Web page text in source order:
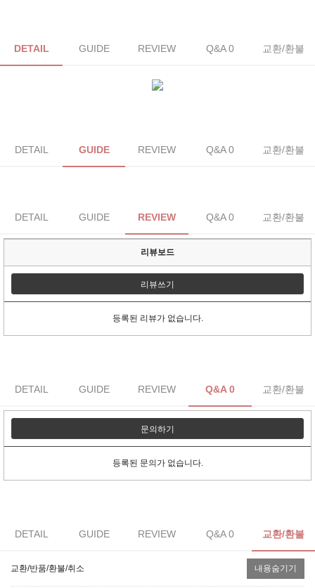
DETAIL GUIDE REVIEW Q&A 0 교환/환불
DETAIL GUIDE REVIEW Q&A 0 교환/환불
DETAIL GUIDE REVIEW Q&A 0 교환/환불
리뷰보드
리뷰쓰기
등록된 리뷰가 없습니다.
DETAIL GUIDE REVIEW Q&A 0 교환/환불
문의하기
등록된 문의가 없습니다.
DETAIL GUIDE REVIEW Q&A 0 교환/환불
교환/반품/환불/취소 내용숨기기